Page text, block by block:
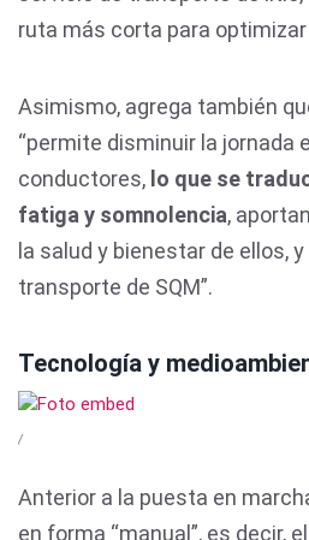
ruta más corta para
Asimismo, agrega también
“permite disminuir la jornada
conductores, lo que se
fatiga y somnolencia,
la salud y bienestar de ellos,
transporte de SQM”.
Tecnología y
/
Anterior a la puesta en
en forma “manual”, es decir,